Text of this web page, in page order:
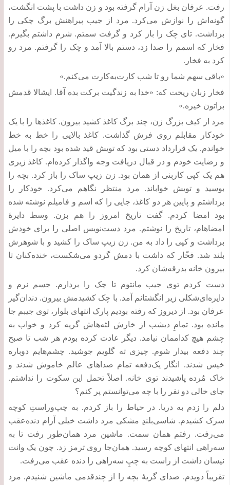
رفت. عرفان بغل زن آرام گرفته بود و زن داشت با پشت انگشت،
گونه‌‌اش را نوازش می‌کرد. مرد از جیب پیراهنش برگ چکی را
برداشت. تای چک را باز کرد و گرفت سمتم. شرم داشتم بگیرم.
فخار که اسمم را صدا زد، دستم بالا آمد و چک را گرفتم. مرد رو
کرد به فخار .
«باقی سهم شما رو تا شب کارت‌به‌کارت می‌کنم.»
فخار زبان ریخت که: «خدا به زندگیت برکت بده آقا.
ایشالا قدمش
براتون خیره.»
مرد از کیف بزرگ زن، چند برگ کاغذ کشید بیرون.کاغذها را با یک
خودکار مقابلم روی فرش گذاشت. کاغذ بالایی را خط به خط
خواندم. یک قرارداد دستی بود که تویش قید شده بود بچه را با میل
و رضایت خودم و در قبال دریافت وجه واگذار کرده‌ام. کاغذ زیری
هم یک کپی کاربنی از همان بود. زن زیپ ساک را باز کرد. بچه را
بوسید و تویش خواباند. مرد منتظر نگاهم می‌کرد. خودکار را
برداشتم و پایین هر دو کاغذ، جایی را که اسم و فامیلم نوشته شده
بود امضا کردم.گفت تاریخ امروز را هم بزن. وسط دایرۀ
امضاهام، تاریخ را نوشتم. مرد دست‌نویس اصلی را برای خودش
برداشت و کپی را داد به من. زن زیپ ساک را کشید و با شوهرش
بلند شد. فخّار که داشت با دمش گردو می‌شکست، خنده‌کنان تا
بیرون خانه بدرقه‌شان کرد.
دست کردم توی جیب مانتوم تا چک را بردارم. جسم نرم و
دایره‌ای‌شکلی زیر انگشتانم آمد. با چک کشیدمش بیرون. دندان‌گیر
عرفان بود.
از دیروز که رفته بودیم پارک انتهای بلوار، توی جیبم جا
مانده بود. تمامِ دیشب از خارش لثه‌هاش گریه کرد و خواب به
چشم‌ هیچ کداممان نیامد. دیگر عادت کرده بودم هر شب تا صبح
چند دفعه بیدار شوم. چیزی ته گلویم جوشید. چشم‌هایم دوباره
خیس شدند.
انگار یک‌دفعه تمام صداهای عالم خاموش شدند و
خاک مُرده پاشیدند توی خانه. اصلاً تحمل این سکوت را نداشتم.
جای خالی دو نفر را با چه می‌توانستم پر کنم؟
دلم را زدم به دریا. در حیاط را باز کردم. به چپ‌وراستِ کوچه
سرک کشیدم. شاسی‌بلندِ مشکی مرد داشت خیلی آرام دنده‌عقب
می‌رفت. رفتم همان سمت. ماشین مرد همان‌طور رفت تا به
سه‌راهی انتهای کوچه رسید. همان‌جا روی ترمز زد. چون یک وانت
نیسان داشت از راست به چپِ سه‌راهی را دنده عقب می‌رفت.
تقریباً دویدم. صدای گریۀ بچه را از چندقدمی ماشین ‌شنیدم. مرد